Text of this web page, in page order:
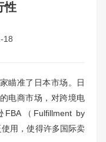
性
18
准了日本市场。日
电商市场，对跨境电
（Fulfillment by
用，使得许多国际卖